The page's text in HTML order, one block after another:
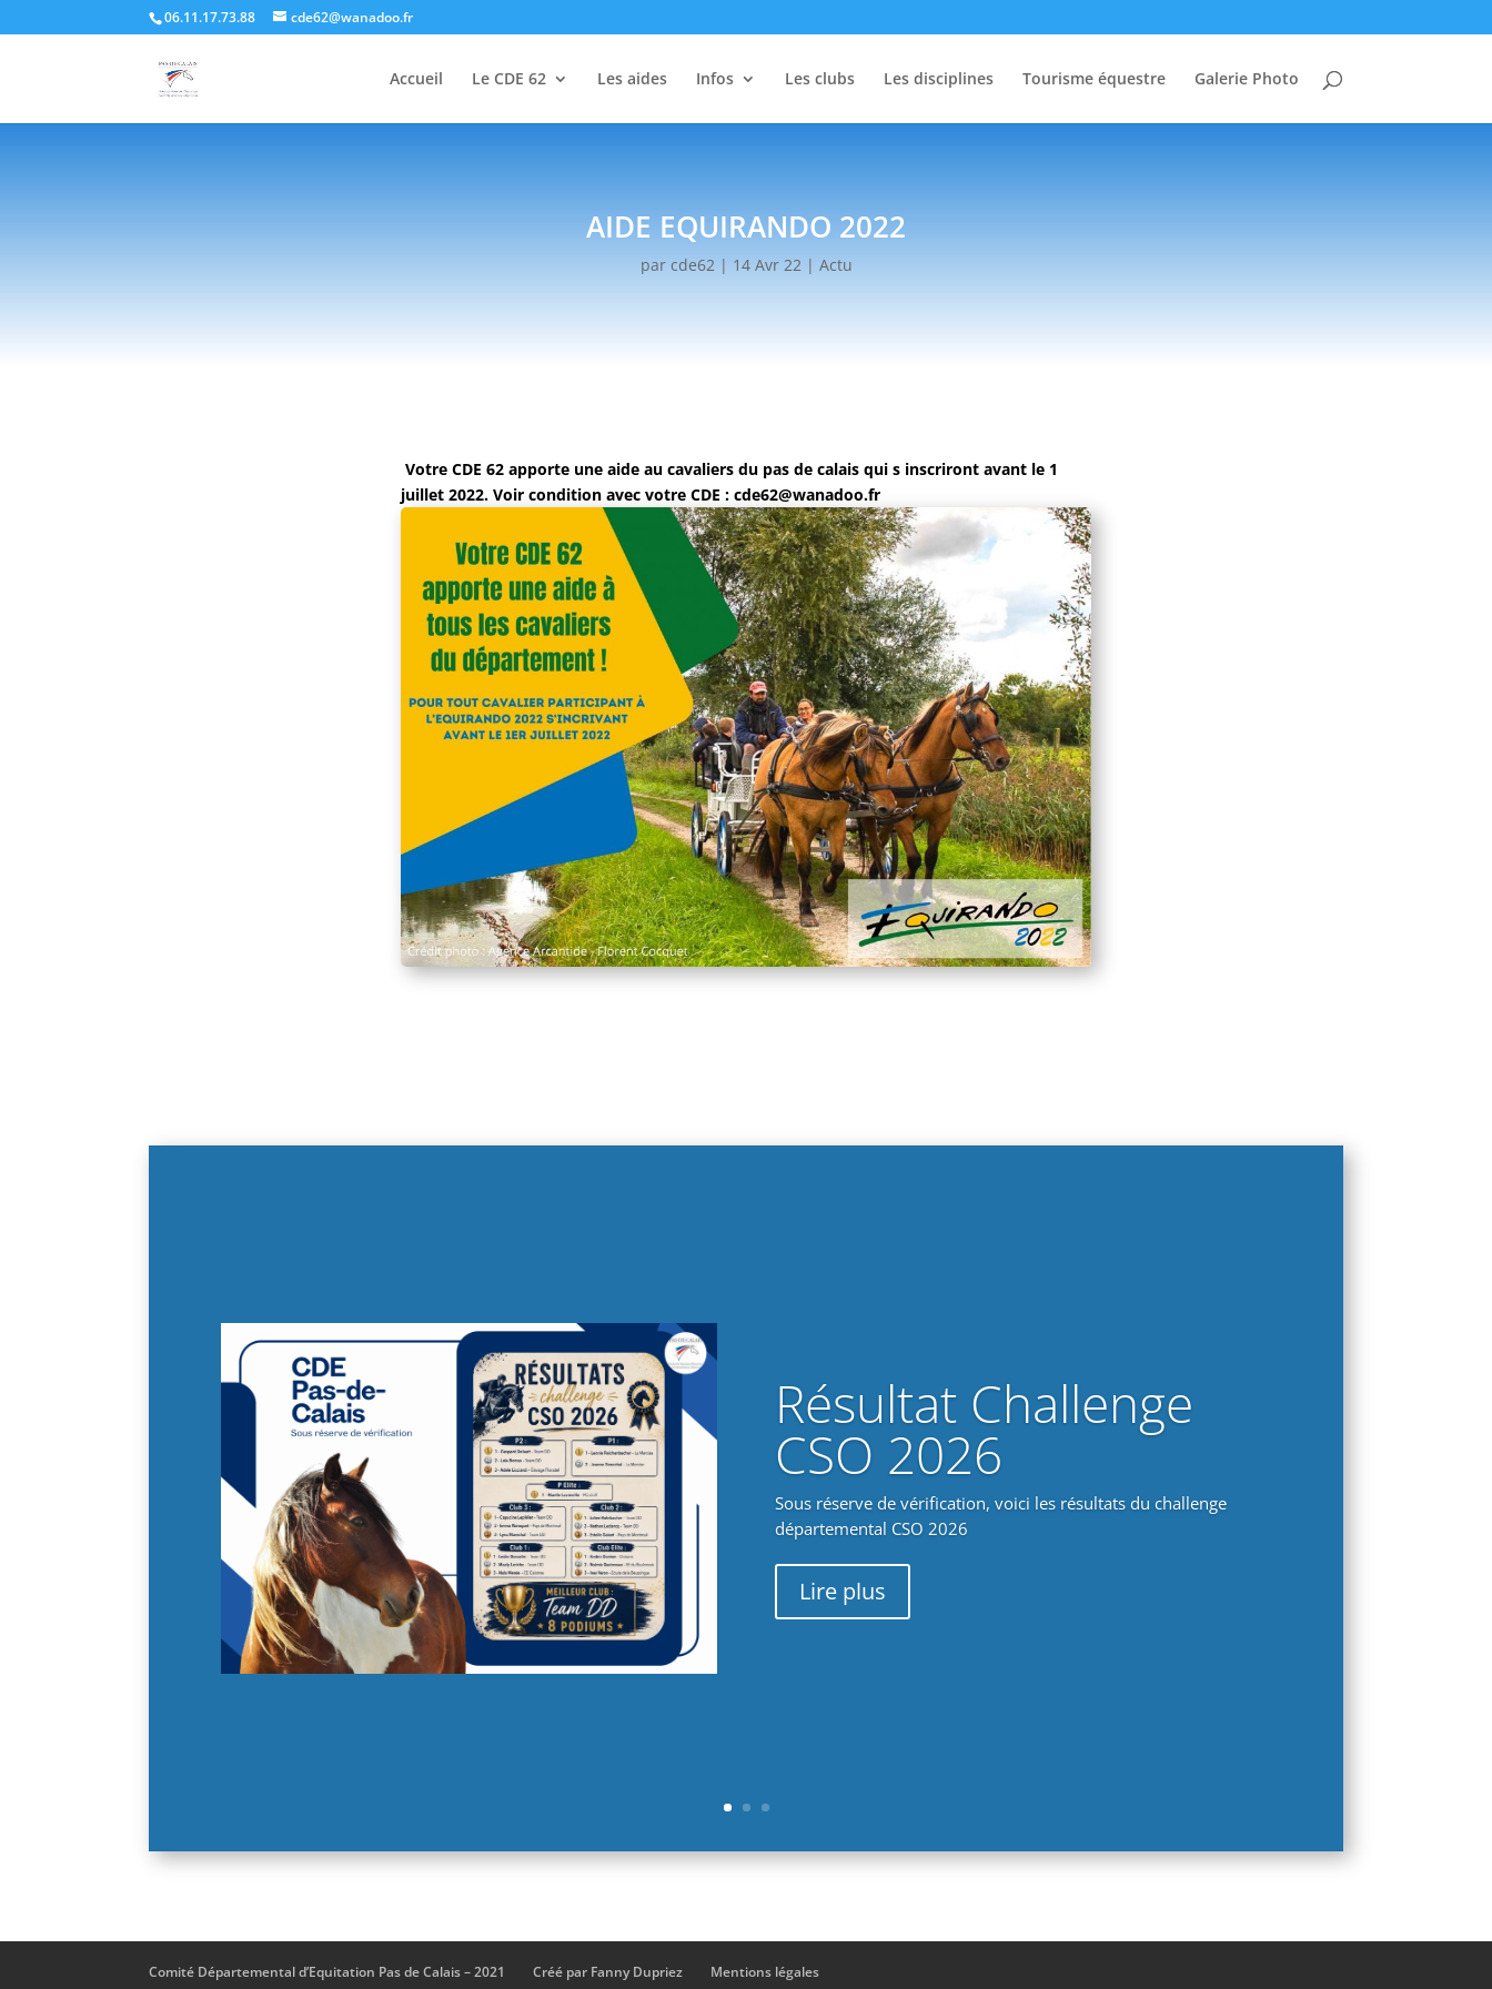
06.11.17.73.88 cde62@wanadoo.fr
Accueil Le CDE 62 Les aides Infos Les clubs Les disciplines Tourisme équestre Galerie Photo
AIDE EQUIRANDO 2022
par cde62 | 14 Avr 22 | Actu
Votre CDE 62 apporte une aide au cavaliers du pas de calais qui s inscriront avant le 1
juillet 2022. Voir condition avec votre CDE : cde62@wanadoo.fr
Résultat Challenge
CSO 2026
Sous réserve de vérification, voici les résultats du challenge
départemental CSO 2026
Lire plus
Comité Départemental d’Equitation Pas de Calais – 2021 Créé par Fanny Dupriez Mentions légales